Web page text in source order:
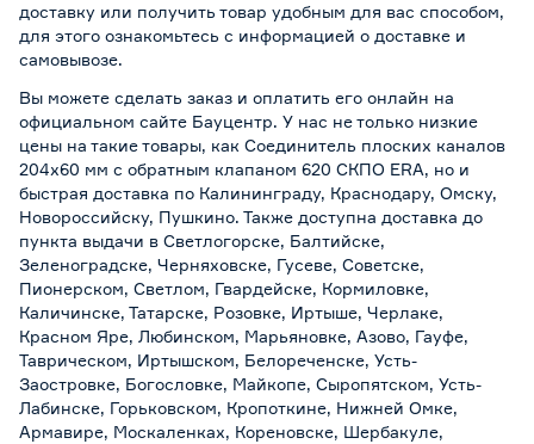
доставку или получить товар удобным для вас способом,
для этого ознакомьтесь с информацией о доставке и
самовывозе.
Вы можете сделать заказ и оплатить его онлайн на
официальном сайте Бауцентр. У нас не только низкие
цены на такие товары, как Соединитель плоских каналов
204х60 мм с обратным клапаном 620 СКПО ERA, но и
быстрая доставка по Калининграду, Краснодару, Омску,
Новороссийску, Пушкино. Также доступна доставка до
пункта выдачи в Светлогорске, Балтийске,
Зеленоградске, Черняховске, Гусеве, Советске,
Пионерском, Светлом, Гвардейске, Кормиловке,
Каличинске, Татарске, Розовке, Иртыше, Черлаке,
Красном Яре, Любинском, Марьяновке, Азово, Гауфе,
Таврическом, Иртышском, Белореченске, Усть-
Заостровке, Богословке, Майкопе, Сыропятском, Усть-
Лабинске, Горьковском, Кропоткине, Нижней Омке,
Армавире, Москаленках, Кореновске, Шербакуле,